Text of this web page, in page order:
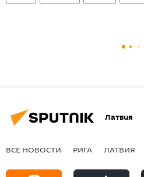
Латвия
ВСЕ НОВОСТИ РИГА ЛАТВИЯ